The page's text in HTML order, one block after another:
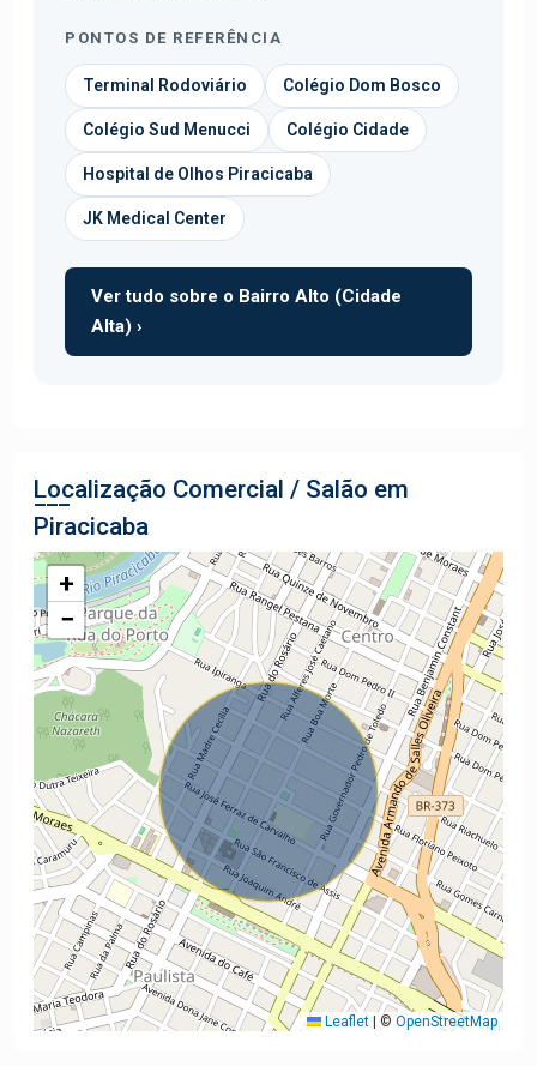
PONTOS DE REFERÊNCIA
Terminal Rodoviário Colégio Dom Bosco
Colégio Sud Menucci Colégio Cidade
Hospital de Olhos Piracicaba
JK Medical Center
Ver tudo sobre o Bairro Alto (Cidade
Alta) ›
Localização Comercial / Salão em
Piracicaba
+
−
Leaflet © OpenStreetMap